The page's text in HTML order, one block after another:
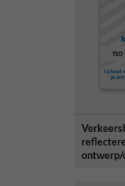
ontwerp/